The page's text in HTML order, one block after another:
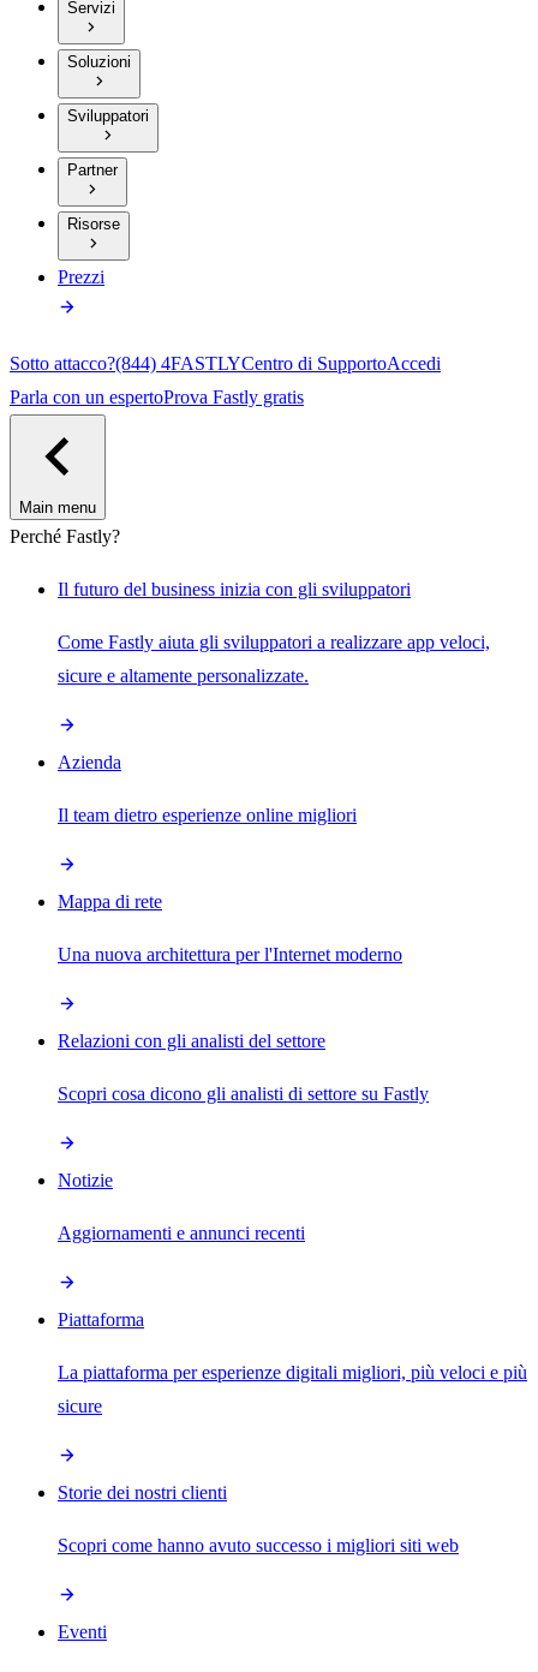
Servizi
Soluzioni
Sviluppatori
Partner
Risorse
Prezzi
Sotto attacco?(844) 4FASTLYCentro di SupportoAccedi
Parla con un espertoProva Fastly gratis
Main menu
Perché Fastly?
Il futuro del business inizia con gli sviluppatori
Come Fastly aiuta gli sviluppatori a realizzare app veloci,
sicure e altamente personalizzate.
Azienda
Il team dietro esperienze online migliori
Mappa di rete
Una nuova architettura per l'Internet moderno
Relazioni con gli analisti del settore
Scopri cosa dicono gli analisti di settore su Fastly
Notizie
Aggiornamenti e annunci recenti
Piattaforma
La piattaforma per esperienze digitali migliori, più veloci e più
sicure
Storie dei nostri clienti
Scopri come hanno avuto successo i migliori siti web
Eventi